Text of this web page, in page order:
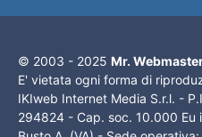
© 2003 - 2025 Mr.
E' vietata ogni forma di
IKIweb Internet Media S.r.l. -
294824 - Cap. soc. 10.000 Eu